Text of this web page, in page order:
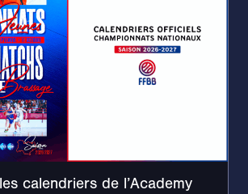
calendriers de l’Academy